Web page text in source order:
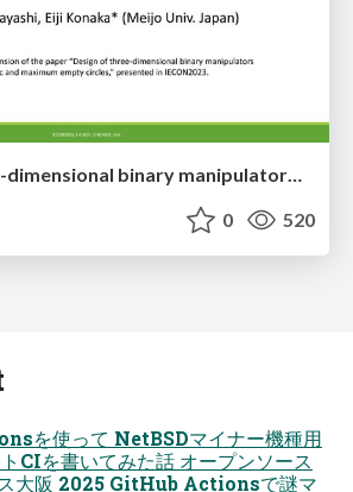
0 520
を使って NetBSDマイナー機種用
CIを書いてみた話 オープンソース
大阪 2025 GitHub Actionsで謎マ